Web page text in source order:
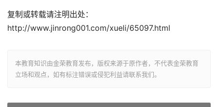
复制或转载请注明出处：
http://www.jinrong001.com/xueli/65097.html
本教育知识由金荣教育发布，版权来源于原作者，不代表金荣教育
立场和观点，如有标注错误或侵犯利益请联系我们。